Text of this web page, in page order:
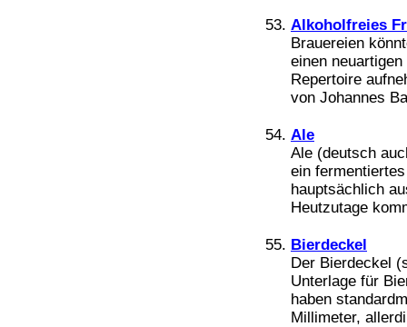
Alkoholfreies
Brauereien
einen
Repertoire
von Johannes
Ale
Ale (deutsch
ein
hauptsächlich
Heutzutage
Bierdeckel
Der Bierdeckel
Unterlage für
haben
Millimeter,